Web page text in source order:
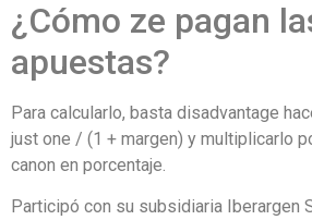
¿Cómo ze pagan
apuestas?
Para calcularlo, basta disadvantage
just one / (1 + margen) y multiplicarlo
canon en porcentaje.
Participó con su subsidiaria Iberargen